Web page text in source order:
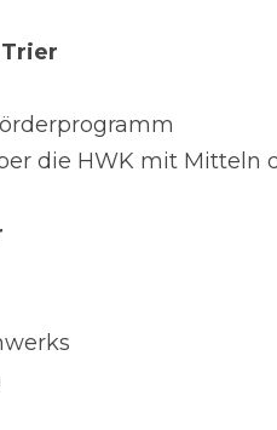
die HWK mit Mitteln